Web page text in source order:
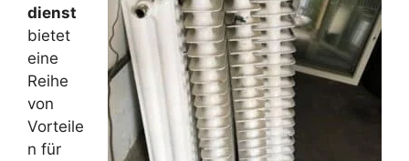
dienst
bietet
eine
Reihe
von
Vorteile
n für